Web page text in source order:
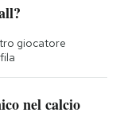
giocatore
nel calcio